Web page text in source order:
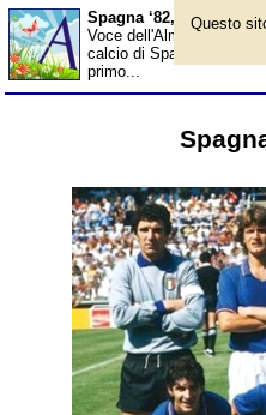
Spagna ‘82, l’Italia
Voce dell'Almanacco del
calcio di Spagna '82 ha
primo...
Questo